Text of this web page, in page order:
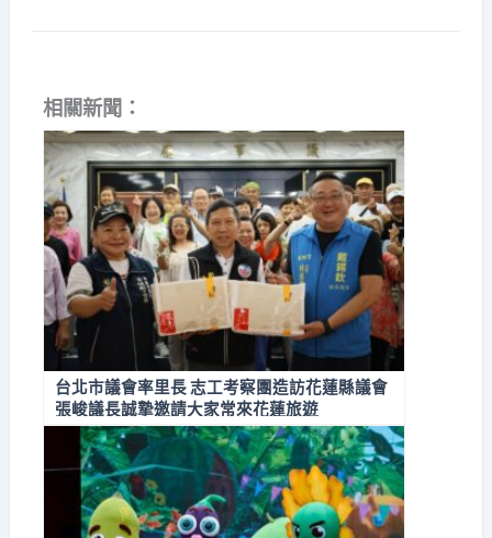
相關新聞：
台北市議會率里長 志工考察團造訪花蓮縣議會
張峻議長誠摯邀請大家常來花蓮旅遊